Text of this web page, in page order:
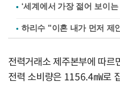
하리수 "이혼 내가 먼저 제
전력거래소 제주본부에 따
전력 소비량은 1156.4㎽로